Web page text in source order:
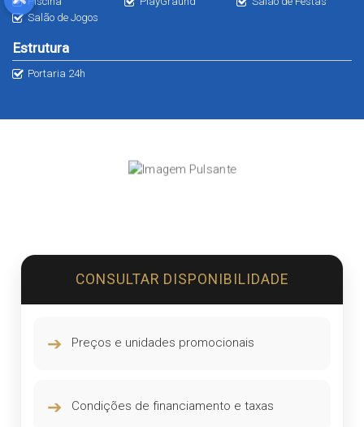
Salão de Jogos
Estrutura
Portaria 24h
CONSULTAR DISPONIBILIDADE
➔ Preços e unidades promocionais
➔ Condições de financiamento e taxas